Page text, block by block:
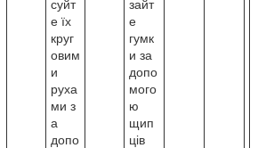
суйт
е їх
круг
овим
и
руха
ми з
а
допо
зайт
е
гумк
и за
допо
мого
ю
щип
ців